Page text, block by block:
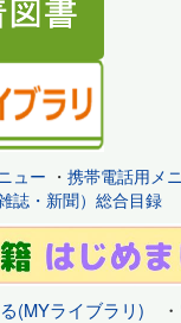
ュー ・ 携帯電話用メ
誌・新聞）総合目録
(MYライブラリ) ・